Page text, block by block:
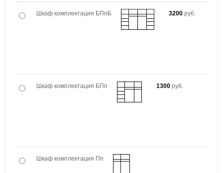
Шкаф комплектация БПпБ 3200 руб.
Шкаф комплектация БПп 1300 руб.
Шкаф комплектация Пп